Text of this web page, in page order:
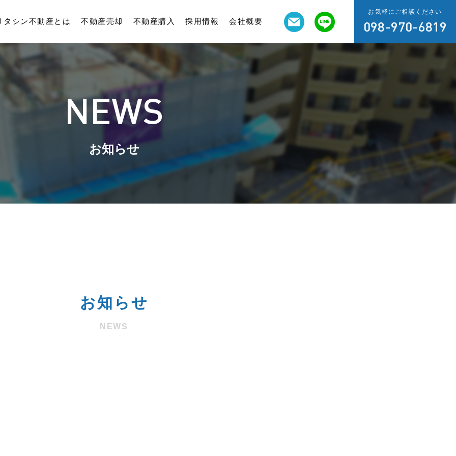
タシン不動産とは 不動産売却 不動産購入 採用情報 会社概要
お気軽にご相談ください
098-970-6819
NEWS
お知らせ
お知らせ
NEWS